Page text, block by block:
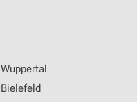
Wuppertal
Bielefeld